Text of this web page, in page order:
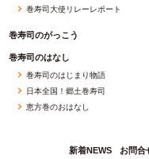
巻寿司大使リレーレポート
巻寿司のがっこう
巻寿司のはなし
巻寿司のはじまり物語
日本全国！郷土巻寿司
恵方巻のおはなし
新着NEWS お問合